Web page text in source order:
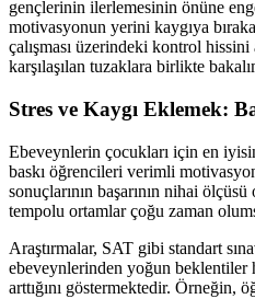
gençlerinin ilerlemesinin önüne
motivasyonun yerini kaygıya
çalışması üzerindeki kontrol
karşılaşılan tuzaklara birlikte
Stres ve Kaygı Eklemek:
Ebeveynlerin çocukları için en
baskı öğrencileri verimli
sonuçlarının başarının nihai
tempolu ortamlar çoğu zaman
Araştırmalar, SAT gibi standart
ebeveynlerinden yoğun beklentiler
arttığını göstermektedir. Örneğin,